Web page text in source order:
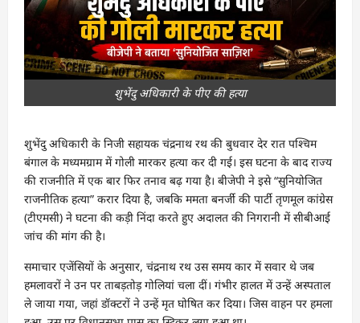
शुभेंदु अधिकारी के पीए की हत्या
शुभेंदु अधिकारी के निजी सहायक चंद्रनाथ रथ की बुधवार देर रात पश्चिम
बंगाल के मध्यमग्राम में गोली मारकर हत्या कर दी गई। इस घटना के बाद राज्य
की राजनीति में एक बार फिर तनाव बढ़ गया है। बीजेपी ने इसे “सुनियोजित
राजनीतिक हत्या” करार दिया है, जबकि ममता बनर्जी की पार्टी तृणमूल कांग्रेस
(टीएमसी) ने घटना की कड़ी निंदा करते हुए अदालत की निगरानी में सीबीआई
जांच की मांग की है।
समाचार एजेंसियों के अनुसार, चंद्रनाथ रथ उस समय कार में सवार थे जब
हमलावरों ने उन पर ताबड़तोड़ गोलियां चला दीं। गंभीर हालत में उन्हें अस्पताल
ले जाया गया, जहां डॉक्टरों ने उन्हें मृत घोषित कर दिया। जिस वाहन पर हमला